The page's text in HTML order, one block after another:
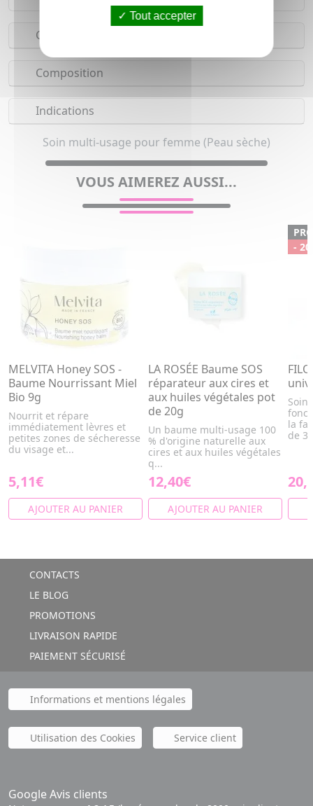
Conseils d'utilisation
Composition
Indications
Soin multi-usage pour femme (Peau sèche)
VOUS AIMEREZ AUSSI...
MELVITA Honey SOS -
Baume Nourrissant Miel
Bio 9g
Nourrit et répare
immédiatement lèvres et
petites zones de sécheresse
du visage et...
5,11€
AJOUTER AU PANIER
LA ROSÉE Baume SOS
réparateur aux cires et
aux huiles végétales pot
de 20g
Un baume multi-usage 100
% d'origine naturelle aux
cires et aux huiles végétales
q...
12,40€
AJOUTER AU PANIER
-
Soin
la
de
CONTACTS
LE BLOG
PROMOTIONS
LIVRAISON RAPIDE
PAIEMENT SÉCURISÉ
Informations et mentions légales
Utilisation des Cookies Service client
Google Avis clients
Tout accepter